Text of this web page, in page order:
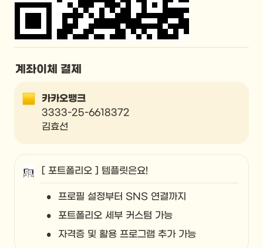
계좌이체 결제
카카오뱅크
3333-25-6618372
김효선
[ 포트폴리오 ] 템플릿은요!
• 프로필 설정부터 SNS 연결까지
• 포트폴리오 세부 커스텀 가능
• 자격증 및 활용 프로그램 추가 가능